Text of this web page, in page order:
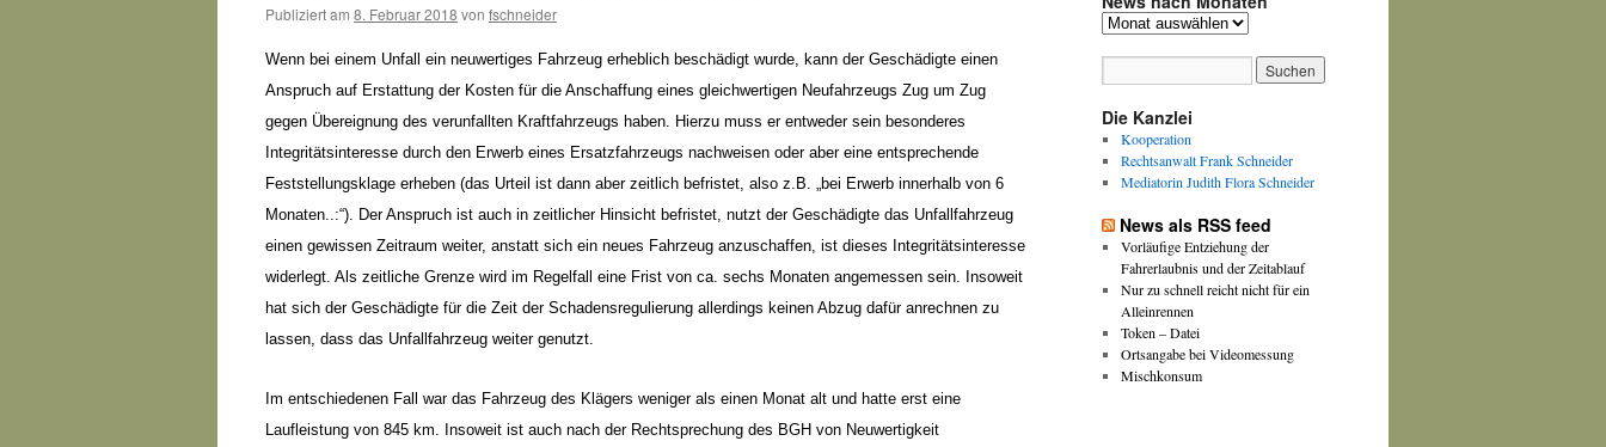
Publiziert am 8. Februar 2018 von fschneider
Wenn bei einem Unfall ein neuwertiges Fahrzeug erheblich beschädigt wurde, kann der Geschädigte einen
Anspruch auf Erstattung der Kosten für die Anschaffung eines gleichwertigen Neufahrzeugs Zug um Zug
gegen Übereignung des verunfallten Kraftfahrzeugs haben. Hierzu muss er entweder sein besonderes
Integritätsinteresse durch den Erwerb eines Ersatzfahrzeugs nachweisen oder aber eine entsprechende
Feststellungsklage erheben (das Urteil ist dann aber zeitlich befristet, also z.B. „bei Erwerb innerhalb von 6
Monaten..:“). Der Anspruch ist auch in zeitlicher Hinsicht befristet, nutzt der Geschädigte das Unfallfahrzeug
einen gewissen Zeitraum weiter, anstatt sich ein neues Fahrzeug anzuschaffen, ist dieses Integritätsinteresse
widerlegt. Als zeitliche Grenze wird im Regelfall eine Frist von ca. sechs Monaten angemessen sein. Insoweit
hat sich der Geschädigte für die Zeit der Schadensregulierung allerdings keinen Abzug dafür anrechnen zu
lassen, dass das Unfallfahrzeug weiter genutzt.
Im entschiedenen Fall war das Fahrzeug des Klägers weniger als einen Monat alt und hatte erst eine
Laufleistung von 845 km. Insoweit ist auch nach der Rechtsprechung des BGH von Neuwertigkeit
News
Die Kanzlei
Kooperation
Rechtsanwalt Frank Schneider
Mediatorin Judith Flora Schneider
News als RSS feed
Vorläufige Entziehung der
Fahrerlaubnis und der Zeitablauf
Nur zu schnell reicht nicht für ein
Alleinrennen
Token – Datei
Ortsangabe bei Videomessung
Mischkonsum